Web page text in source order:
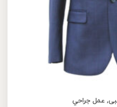
, عمل جراحي